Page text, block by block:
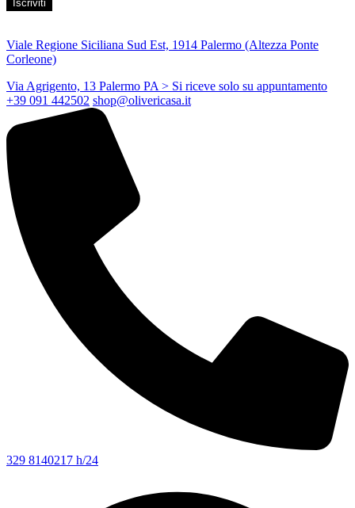
Viale Regione Siciliana Sud Est, 1914 Palermo (Altezza Ponte
Corleone)
Via Agrigento, 13 Palermo PA> Si riceve solo su appuntamento
+39 091 442502 shop@olivericasa.it
329 8140217 h/24